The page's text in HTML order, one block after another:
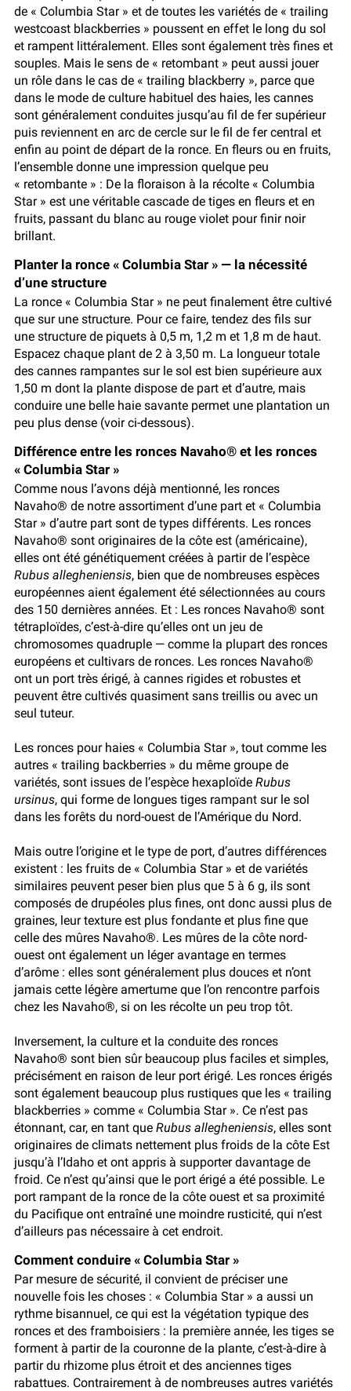
de « Columbia Star » et de toutes les variétés de « trailing
westcoast blackberries » poussent en effet le long du sol
et rampent littéralement. Elles sont également très fines et
souples. Mais le sens de « retombant » peut aussi jouer
un rôle dans le cas de « trailing blackberry », parce que
dans le mode de culture habituel des haies, les cannes
sont généralement conduites jusqu’au fil de fer supérieur
puis reviennent en arc de cercle sur le fil de fer central et
enfin au point de départ de la ronce. En fleurs ou en fruits,
l’ensemble donne une impression quelque peu
« retombante » : De la floraison à la récolte « Columbia
Star » est une véritable cascade de tiges en fleurs et en
fruits, passant du blanc au rouge violet pour finir noir
brillant.
Planter la ronce « Columbia Star » — la nécessité
d’une structure
La ronce « Columbia Star » ne peut finalement être cultivé
que sur une structure. Pour ce faire, tendez des fils sur
une structure de piquets à 0,5 m, 1,2 m et 1,8 m de haut.
Espacez chaque plant de 2 à 3,50 m. La longueur totale
des cannes rampantes sur le sol est bien supérieure aux
1,50 m dont la plante dispose de part et d’autre, mais
conduire une belle haie savante permet une plantation un
peu plus dense (voir ci-dessous).
Différence entre les ronces Navaho® et les ronces
« Columbia Star »
Comme nous l’avons déjà mentionné, les ronces
Navaho® de notre assortiment d’une part et « Columbia
Star » d’autre part sont de types différents. Les ronces
Navaho® sont originaires de la côte est (américaine),
elles ont été génétiquement créées à partir de l’espèce
Rubus allegheniensis, bien que de nombreuses espèces
européennes aient également été sélectionnées au cours
des 150 dernières années. Et : Les ronces Navaho® sont
tétraploïdes, c’est-à-dire qu’elles ont un jeu de
chromosomes quadruple — comme la plupart des ronces
européens et cultivars de ronces. Les ronces Navaho®
ont un port très érigé, à cannes rigides et robustes et
peuvent être cultivés quasiment sans treillis ou avec un
seul tuteur.
Les ronces pour haies « Columbia Star », tout comme les
autres « trailing backberries » du même groupe de
variétés, sont issues de l’espèce hexaploïde Rubus
ursinus, qui forme de longues tiges rampant sur le sol
dans les forêts du nord-ouest de l’Amérique du Nord.
Mais outre l’origine et le type de port, d’autres différences
existent : les fruits de « Columbia Star » et de variétés
similaires peuvent peser bien plus que 5 à 6 g, ils sont
composés de drupéoles plus fines, ont donc aussi plus de
graines, leur texture est plus fondante et plus fine que
celle des mûres Navaho®. Les mûres de la côte nord-
ouest ont également un léger avantage en termes
d’arôme : elles sont généralement plus douces et n’ont
jamais cette légère amertume que l’on rencontre parfois
chez les Navaho®, si on les récolte un peu trop tôt.
Inversement, la culture et la conduite des ronces
Navaho® sont bien sûr beaucoup plus faciles et simples,
précisément en raison de leur port érigé. Les ronces érigés
sont également beaucoup plus rustiques que les « trailing
blackberries » comme « Columbia Star ». Ce n’est pas
étonnant, car, en tant que Rubus allegheniensis, elles sont
originaires de climats nettement plus froids de la côte Est
jusqu’à l’Idaho et ont appris à supporter davantage de
froid. Ce n’est qu’ainsi que le port érigé a été possible. Le
port rampant de la ronce de la côte ouest et sa proximité
du Pacifique ont entraîné une moindre rusticité, qui n’est
d’ailleurs pas nécessaire à cet endroit.
Comment conduire « Columbia Star »
Par mesure de sécurité, il convient de préciser une
nouvelle fois les choses : « Columbia Star » a aussi un
rythme bisannuel, ce qui est la végétation typique des
ronces et des framboisiers : la première année, les tiges se
forment à partir de la couronne de la plante, c’est-à-dire à
partir du rhizome plus étroit et des anciennes tiges
rabattues. Contrairement à de nombreuses autres variétés